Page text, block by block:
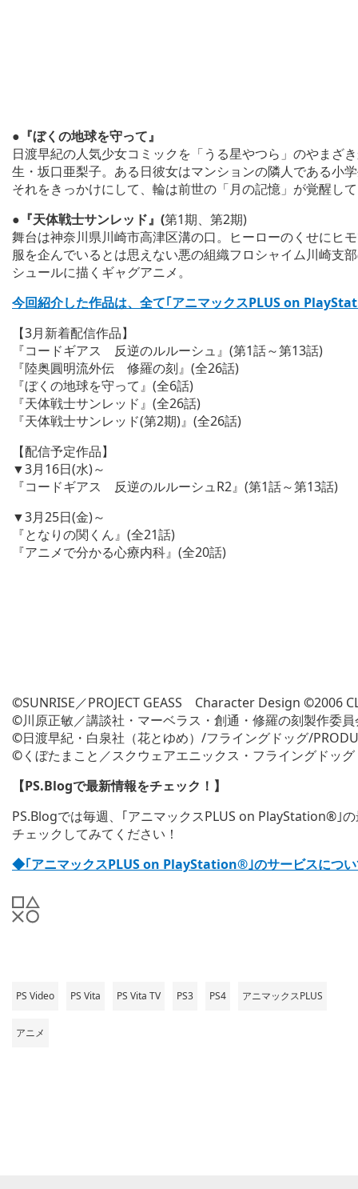
●『ぼくの地球を守って』
日渡早紀の人気少女コミックを「うる星やつら」のやまざ
生・坂口亜梨子。ある日彼女はマンションの隣人である小
それをきっかけにして、輪は前世の「月の記憶」が覚醒して
●『天体戦士サンレッド』(第1期、第2期)
舞台は神奈川県川崎市高津区溝の口。ヒーローのくせにヒ
服を企んでいるとは思えない悪の組織フロシャイム川崎支
シュールに描くギャグアニメ。
今回紹介した作品は、全て｢アニマックスPLUS on
【3月新着配信作品】
『コードギアス 反逆のルルーシュ』(第1話～第13話)
『陸奥圓明流外伝 修羅の刻』(全26話)
『ぼくの地球を守って』(全6話)
『天体戦士サンレッド』(全26話)
『天体戦士サンレッド(第2期)』(全26話)
【配信予定作品】
▼3月16日(水)～
『コードギアス 反逆のルルーシュR2』(第1話～第13話)
▼3月25日(金)～
『となりの関くん』(全21話)
『アニメで分かる心療内科』(全20話)
©SUNRISE／PROJECT GEASS Character Design ©2006
©川原正敏／講談社・マーベラス・創通・修羅の刻製作委員
©日渡早紀・白泉社（花とゆめ）/フライングドッグ/
©くぼたまこと／スクウェアエニックス・フライングドッグ
【PS.Blogで最新情報をチェック！】
PS.Blogでは毎週、｢アニマックスPLUS on PlayStation®｣
チェックしてみてください！
◆｢アニマックスPLUS on PlayStation®｣のサービスについ
PS Video PS Vita PS Vita TV PS3 PS4 アニマックスPLUS
アニメ